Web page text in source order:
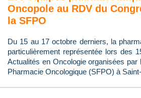
Oncopole au RDV du
la SFPO
Du 15 au 17 octobre derniers, la
particulièrement représentée lors des
Actualités en Oncologie organisées par
Pharmacie Oncologique (SFPO) à